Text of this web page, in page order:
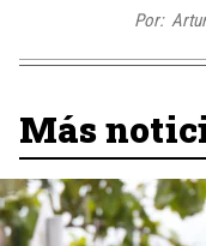
Por:
Más